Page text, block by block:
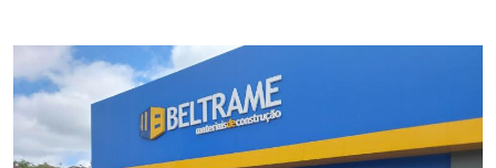
Gabinete de Segurança Institucional
Advocacia-Geral da União